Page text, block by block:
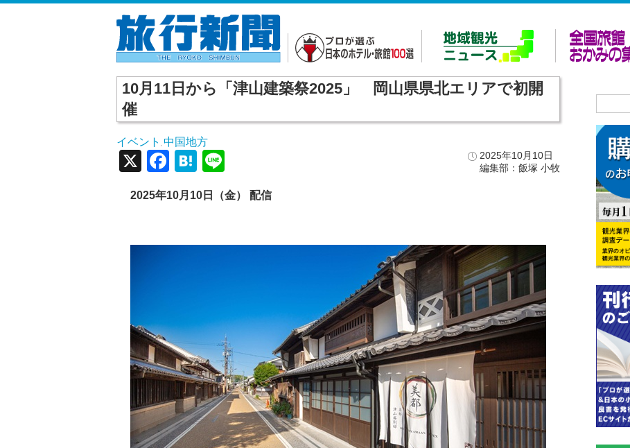
10月11日から「津山建築祭2025」 岡山県県北エリアで初開
催
イベント ,中国地方
2025年10月10日
編集部：飯塚 小牧
X Facebook
Hatena
2025年10月10日（金） 配信